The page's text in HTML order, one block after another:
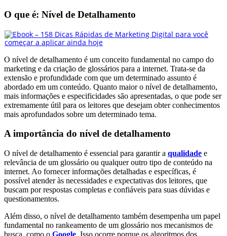
O que é: Nível de Detalhamento
O nível de detalhamento é um conceito fundamental no campo do
marketing e da criação de glossários para a internet. Trata-se da
extensão e profundidade com que um determinado assunto é
abordado em um conteúdo. Quanto maior o nível de detalhamento,
mais informações e especificidades são apresentadas, o que pode ser
extremamente útil para os leitores que desejam obter conhecimentos
mais aprofundados sobre um determinado tema.
A importância do nível de detalhamento
O nível de detalhamento é essencial para garantir a qualidade e
relevância de um glossário ou qualquer outro tipo de conteúdo na
internet. Ao fornecer informações detalhadas e específicas, é
possível atender às necessidades e expectativas dos leitores, que
buscam por respostas completas e confiáveis para suas dúvidas e
questionamentos.
Além disso, o nível de detalhamento também desempenha um papel
fundamental no rankeamento de um glossário nos mecanismos de
busca, como o Google. Isso ocorre porque os algoritmos dos